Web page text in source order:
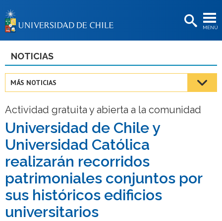
MENÚ
BIBLIOTECAS
Estudiantes
Académicas/os
Funcionarias/os
Egresadas/os
NOTICIAS
MÁS NOTICIAS
Actividad gratuita y abierta a la comunidad
Universidad de Chile y
Universidad Católica
realizarán recorridos
patrimoniales conjuntos por
sus históricos edificios
universitarios